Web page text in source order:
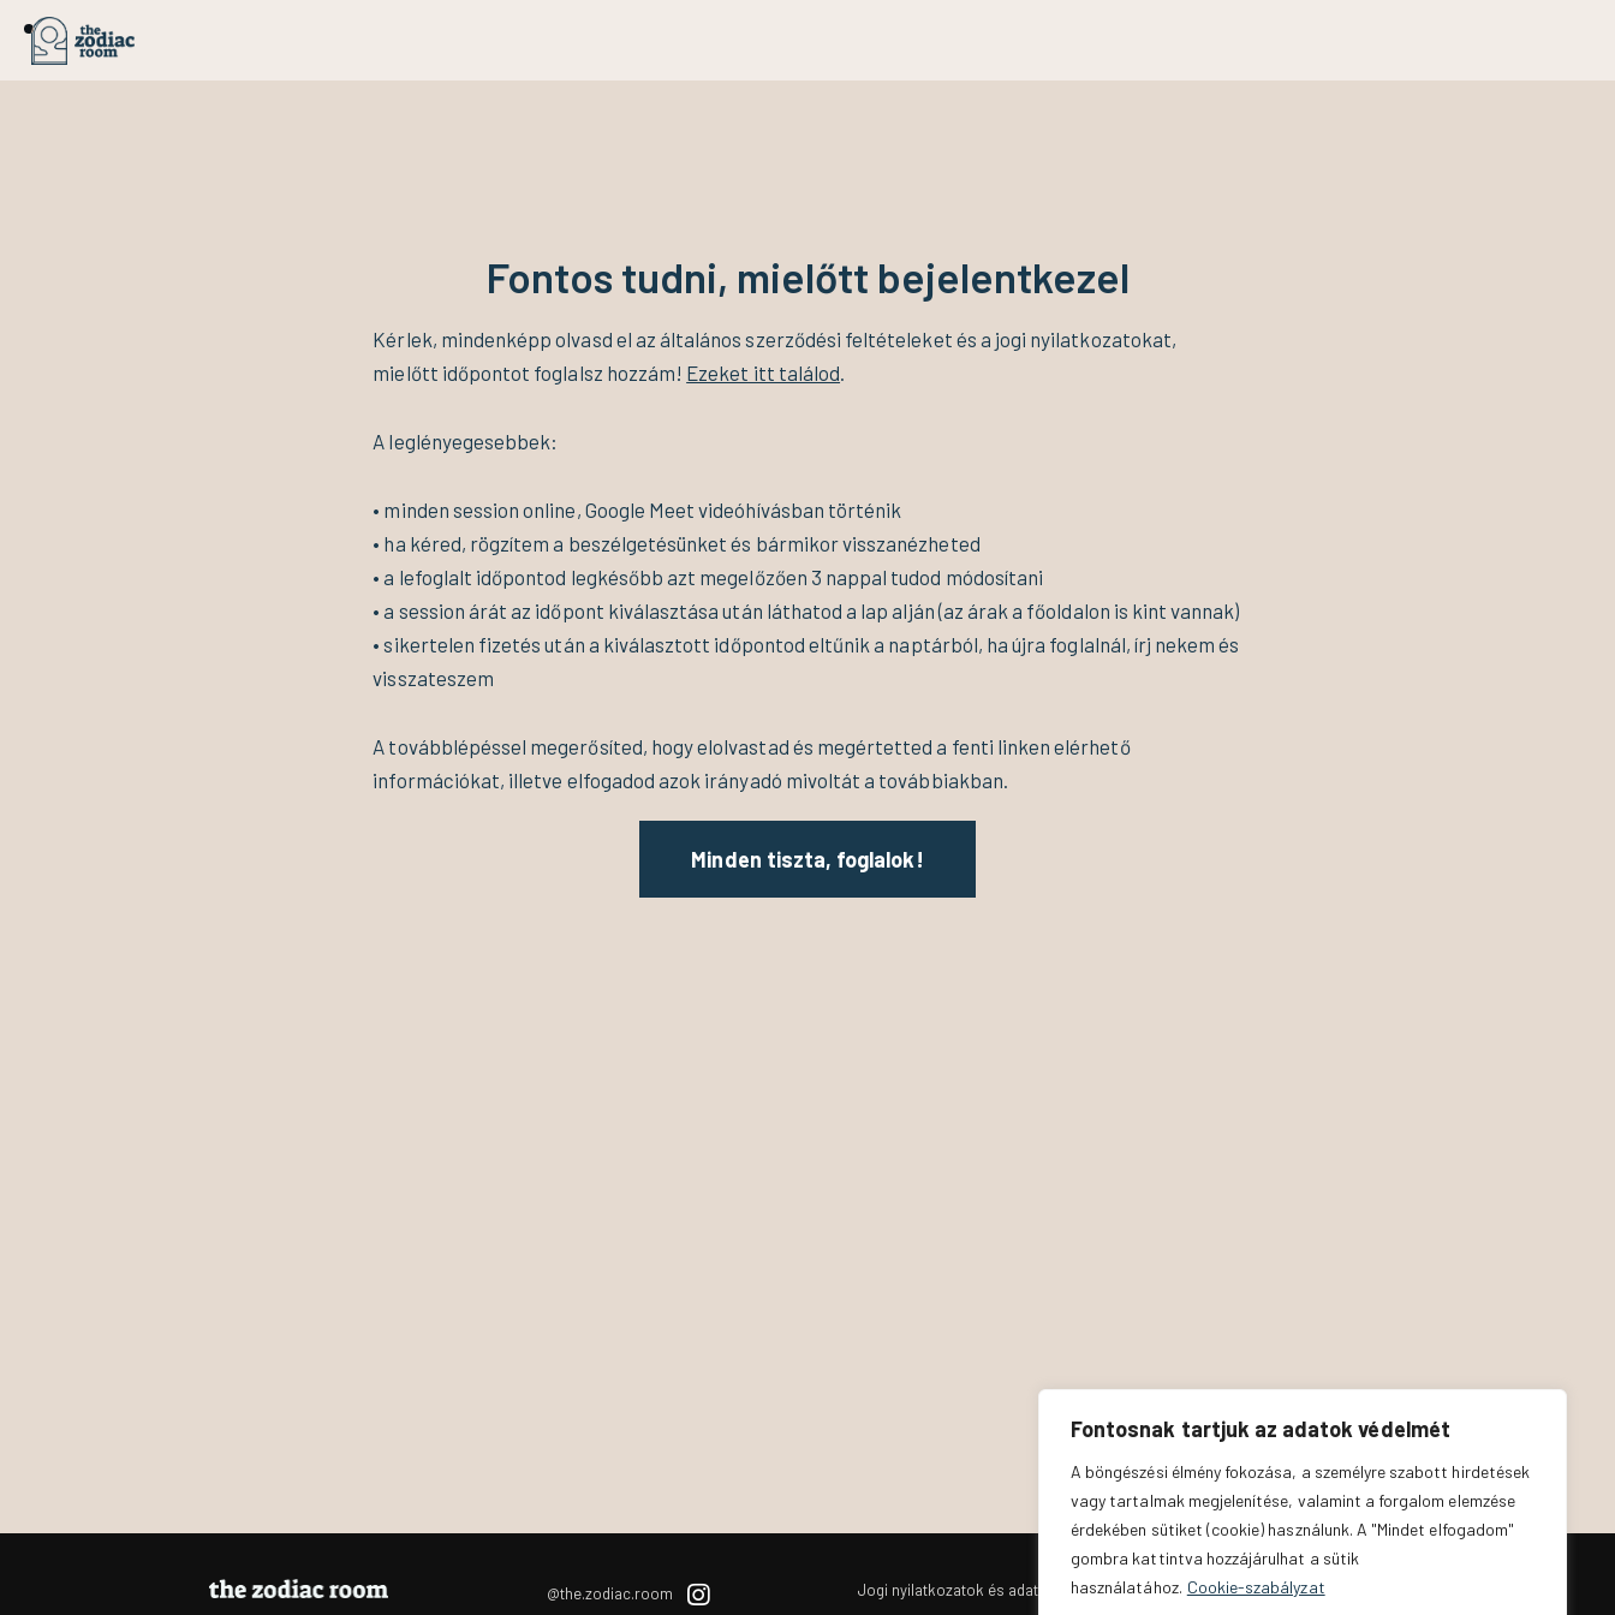
Fontosnak tartjuk az adatok védelmét
A böngészési élmény fokozása, a személyre szabott hirdetések
vagy tartalmak megjelenítése, valamint a forgalom elemzése
érdekében sütiket (cookie) használunk. A "Mindet elfogadom"
gombra kattintva hozzájárulhat a sütik
használatához. Cookie-szabályzat
Fontos tudni, mielőtt bejelentkezel
Kérlek, mindenképp olvasd el az általános szerződési feltételeket és a jogi nyilatkozatokat,
mielőtt időpontot foglalsz hozzám! Ezeket itt találod.
A leglényegesebbek:
• minden session online, Google Meet videóhívásban történik
• ha kéred, rögzítem a beszélgetésünket és bármikor visszanézheted
• a lefoglalt időpontod legkésőbb azt megelőzően 3 nappal tudod módosítani
• a session árát az időpont kiválasztása után láthatod a lap alján (az árak a főoldalon is kint vannak)
• sikertelen fizetés után a kiválasztott időpontod eltűnik a naptárból, ha újra foglalnál, írj nekem és
visszateszem
A továbblépéssel megerősíted, hogy elolvastad és megértetted a fenti linken elérhető
információkat, illetve elfogadod azok irányadó mivoltát a továbbiakban.
Minden tiszta, foglalok!
@the.zodiac.room Jogi nyilatkozatok és adatvédelem The Zodiac Room© 2026. All Rights